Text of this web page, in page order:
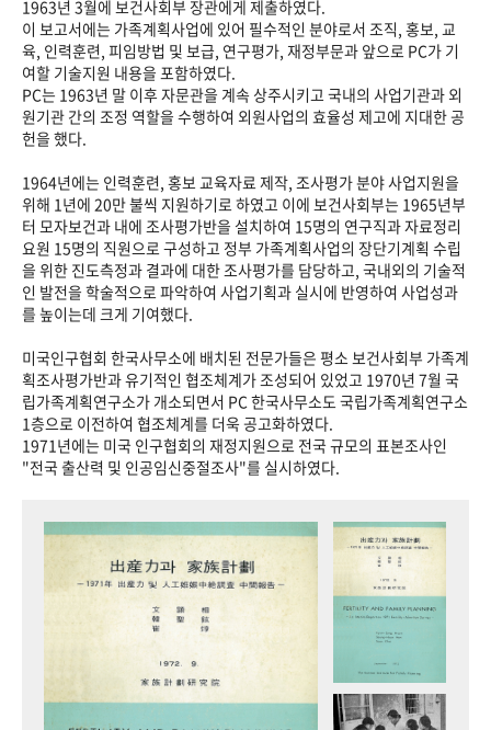
1963년 3월에 보건사회부 장관에게 제출하였다.
이 보고서에는 가족계획사업에 있어 필수적인 분야로서 조직, 홍보, 교
육, 인력훈련, 피임방법 및 보급, 연구평가, 재정부문과 앞으로 PC가 기
여할 기술지원 내용을 포함하였다.
PC는 1963년 말 이후 자문관을 계속 상주시키고 국내의 사업기관과 외
원기관 간의 조정 역할을 수행하여 외원사업의 효율성 제고에 지대한 공
헌을 했다.
1964년에는 인력훈련, 홍보 교육자료 제작, 조사평가 분야 사업지원을
위해 1년에 20만 불씩 지원하기로 하였고 이에 보건사회부는 1965년부
터 모자보건과 내에 조사평가반을 설치하여 15명의 연구직과 자료정리
요원 15명의 직원으로 구성하고 정부 가족계획사업의 장단기계획 수립
을 위한 진도측정과 결과에 대한 조사평가를 담당하고, 국내외의 기술적
인 발전을 학술적으로 파악하여 사업기획과 실시에 반영하여 사업성과
를 높이는데 크게 기여했다.
미국인구협회 한국사무소에 배치된 전문가들은 평소 보건사회부 가족계
획조사평가반과 유기적인 협조체계가 조성되어 있었고 1970년 7월 국
립가족계획연구소가 개소되면서 PC 한국사무소도 국립가족계획연구소
1층으로 이전하여 협조체계를 더욱 공고화하였다.
1971년에는 미국 인구협회의 재정지원으로 전국 규모의 표본조사인
"전국 출산력 및 인공임신중절조사"를 실시하였다.